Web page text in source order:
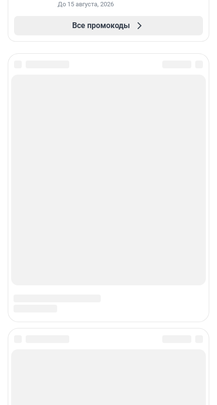
До 15 августа, 2026
Все промокоды